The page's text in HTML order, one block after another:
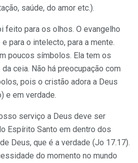
saúde, do amor etc.).
feito para os olhos. O evangelho
para o intelecto, para a mente.
poucos símbolos. Ela tem os
ceia. Não há preocupação com
pois o cristão adora a Deus
e em verdade.
serviço a Deus deve ser
Espírito Santo em dentro dos
Deus, que é a verdade (Jo 17.17).
do momento no mundo